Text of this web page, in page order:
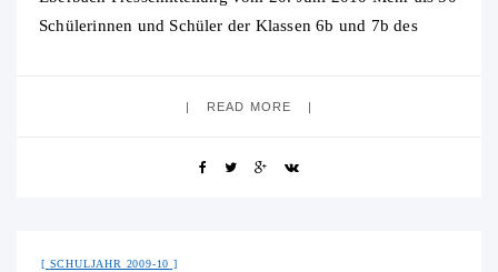
Schülerinnen und Schüler der Klassen 6b und 7b des
READ MORE
SCHULJAHR 2009-10